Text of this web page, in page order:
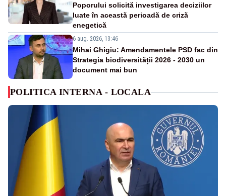
Poporului solicită investigarea deciziilor
luate în această perioadă de criză
enegetică
6 aug. 2026, 13:46
Mihai Ghigiu: Amendamentele PSD fac din
Strategia biodiversității 2026 - 2030 un
document mai bun
POLITICA INTERNA - LOCALA